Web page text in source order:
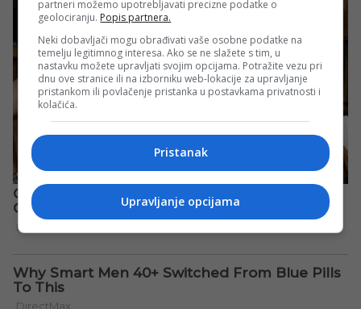
partneri možemo upotrebljavati precizne podatke o
geolociranju. Popis partnera.
Neki dobavljači mogu obrađivati vaše osobne podatke na
temelju legitimnog interesa. Ako se ne slažete s tim, u
nastavku možete upravljati svojim opcijama. Potražite vezu pri
dnu ove stranice ili na izborniku web-lokacije za upravljanje
pristankom ili povlačenje pristanka u postavkama privatnosti i
kolačića.
Pristanak
Upravljanje opcijama